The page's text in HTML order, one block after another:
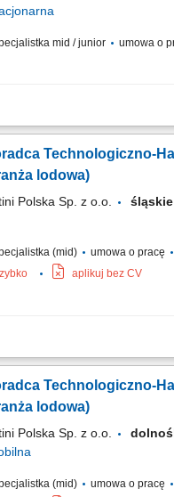
mid / junior umowa o
na Ciebie czekają? analizowanie
OZE i ich sprzedaż;
poprzez programy partnerskie i
Technologiczno-
lodowa)
Polska Sp. z o.o.
(mid) umowa o pracę
aplikuj bez CV
Budowanie
oraz prowadzenie
w targach, szkoleniach oraz
Technologiczno-
lodowa)
Polska Sp. z o.o.
(mid) umowa o pracę